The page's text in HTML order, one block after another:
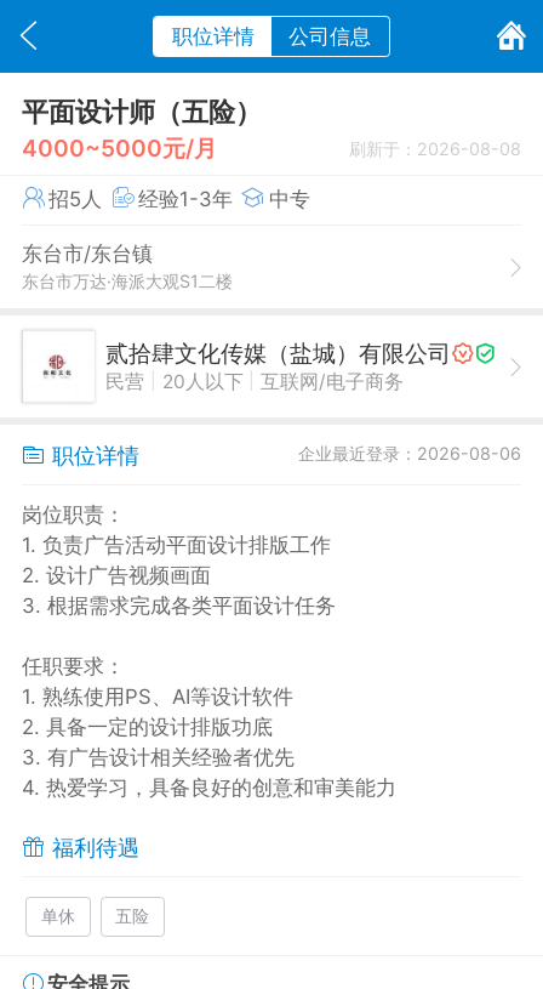
职位详情 公司信息
平面设计师（五险）
4000~5000元/月 刷新于：2026-08-08
招5人 经验1-3年 中专
东台市/东台镇
东台市万达·海派大观S1二楼
贰拾肆文化传媒（盐城）有限公司
民营 20人以下 互联网/电子商务
职位详情 企业最近登录：2026-08-06
岗位职责：
1. 负责广告活动平面设计排版工作
2. 设计广告视频画面
3. 根据需求完成各类平面设计任务
任职要求：
1. 熟练使用PS、AI等设计软件
2. 具备一定的设计排版功底
3. 有广告设计相关经验者优先
4. 热爱学习，具备良好的创意和审美能力
福利待遇
单休 五险